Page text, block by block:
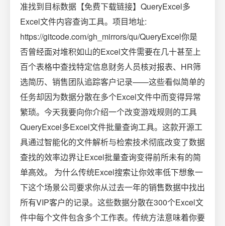
准找到目标数据【免费下载链接】QueryExcel多
Excel文件内容查询工具。项目地址:
https://gitcode.com/gh_mirrors/qu/QueryExcel你是
否曾经面对堆积如山的Excel文件需要在几十甚至上
百个表格中查找特定信息财务人员核对报表、HR筛
选简历、销售团队追踪客户记录——这些看似简单的
任务却因为数据分散在多个Excel文件中而变得异常
繁琐。今天我要向你介绍一个改变游戏规则的工具
QueryExcel多Excel文件批量查询工具。这款开源工
具通过智能化的文件解析与检索技术彻底改变了数据
查找的效率边界让Excel批量查询变得前所未有的简
单高效。 为什么传统Excel搜索让你效率低下想象一
下这个场景公司要求你从过去一年的销售数据中找出
所有VIP客户的记录。这些数据分散在300个Excel文
件中每个文件包含多个工作表。传统方法意味着你要